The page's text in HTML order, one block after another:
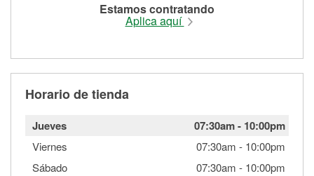
Estamos contratando
Aplica aquí
Horario de tienda
Jueves 07:30am- 10:00pm
Viernes 07:30am - 10:00pm
Sábado
07:30am - 10:00pm